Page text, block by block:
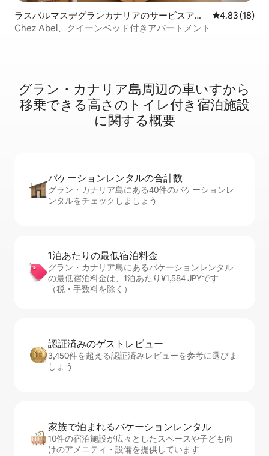
ラスパルマスデグランカナリアのサービスアパ
ートメント
レビュー18
4.83 (18)
Chez Abel、クイーンベッド付きアパートメント
グラン・カナリア島周辺の車⁠い⁠す⁠か⁠ら
移⁠乗で⁠き⁠る高⁠さ⁠のト⁠イ⁠レ⁠付⁠き宿⁠泊⁠施⁠設
に関⁠す⁠る概⁠要
バケーションレ⁠ン⁠タ⁠ル⁠の合⁠計⁠数
グラン・カナリア島にある40件のバケーションレ
ンタルをチェックしましょう
1泊あたりの最⁠低⁠宿⁠泊⁠料⁠金
グラン・カナリア島にあるバケーションレンタル
の最低宿泊料金は、1泊あたり¥1,584 JPYです
（税・手数料を除く）
認証済みのゲ⁠ス⁠ト⁠レ⁠ビ⁠ュ⁠ー
3,450件を超える認証済みレビューを参考に選びま
しょう
家族で泊まれるバ⁠ケ⁠ー⁠シ⁠ョ⁠ンレ⁠ン⁠タ⁠ル
10件の宿泊施設が広々としたスペースや子ども向
けのアメニティ・設備を提供しています